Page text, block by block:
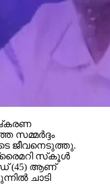
ജീവനെടുത്തു.
സ്‌കൂള്‍
(45) ആണ്
ചാടി